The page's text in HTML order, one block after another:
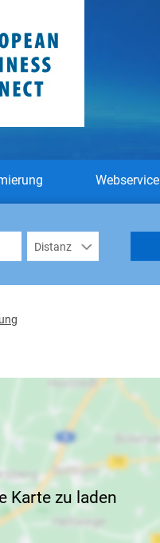
Webservice
Karte zu laden